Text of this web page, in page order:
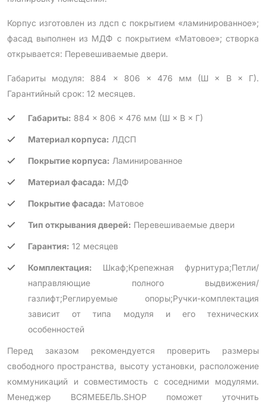
Корпус изготовлен из лдсп с покрытием «ламинированное»;
фасад выполнен из МДФ с покрытием «Матовое»; створка
открывается: Перевешиваемые двери.
Габариты модуля: 884 × 806 × 476 мм (Ш × В × Г).
Гарантийный срок: 12 месяцев.
Габариты: 884 × 806 × 476 мм (Ш × В × Г)
Материал корпуса: ЛДСП
Покрытие корпуса: Ламинированное
Материал фасада: МДФ
Покрытие фасада: Матовое
Тип открывания дверей: Перевешиваемые двери
Гарантия: 12 месяцев
Комплектация: Шкаф;Крепежная фурнитура;Петли/
направляющие полного выдвижения/
газлифт;Реглируемые опоры;Ручки-комплектация
зависит от типа модуля и его технических
особенностей
Перед заказом рекомендуется проверить размеры
свободного пространства, высоту установки, расположение
коммуникаций и совместимость с соседними модулями.
Менеджер ВСЯМЕБЕЛЬ.SHOP поможет уточнить